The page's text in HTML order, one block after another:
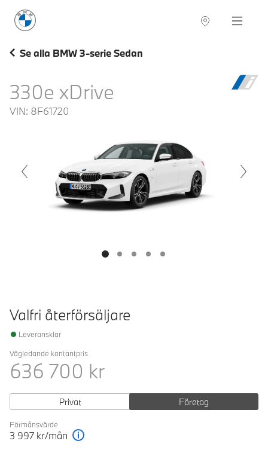
BMW Sverige Navigation
Se alla BMW 3-serie Sedan
330e xDrive
VIN: 8F61720
Valfri återförsäljare
Leveransklar
Vägledande kontantpris
636 700 kr
Privat Företag
Förmånsvärde
3 997 kr/mån